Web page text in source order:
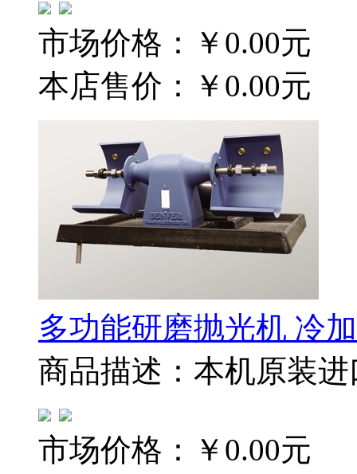
市场价格：
￥0.00元
本店售价：
￥0.00元
多功能研磨抛光机 冷
商品描述：本机原装
市场价格：
￥0.00元